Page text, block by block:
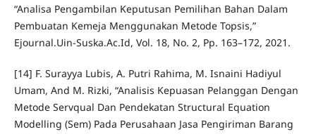
“Analisa Pengambilan Keputusan Pemilihan Bahan Dalam
Pembuatan Kemeja Menggunakan Metode Topsis,”
Ejournal.Uin-Suska.Ac.Id, Vol. 18, No. 2, Pp. 163–172, 2021.
[14] F. Surayya Lubis, A. Putri Rahima, M. Isnaini Hadiyul
Umam, And M. Rizki, “Analisis Kepuasan Pelanggan Dengan
Metode Servqual Dan Pendekatan Structural Equation
Modelling (Sem) Pada Perusahaan Jasa Pengiriman Barang